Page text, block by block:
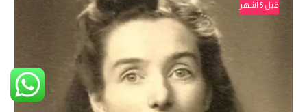
قبل 5 أشهر